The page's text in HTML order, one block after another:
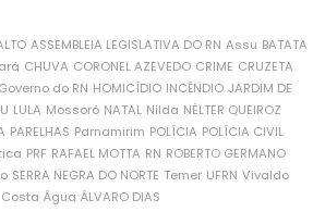
ASSEMBLEIA LEGISLATIVA DO RN Assu BATATA
CHUVA CORONEL AZEVEDO CRIME CRUZETA
Governo do RN HOMICÍDIO INCÊNDIO JARDIM DE
LULA Mossoró NATAL Nilda NÉLTER QUEIROZ
PARELHAS Parnamirim POLÍCIA POLÍCIA CIVIL
PRF RAFAEL MOTTA RN ROBERTO GERMANO
SERRA NEGRA DO NORTE Temer UFRN Vivaldo
Costa Água ÁLVARO DIAS